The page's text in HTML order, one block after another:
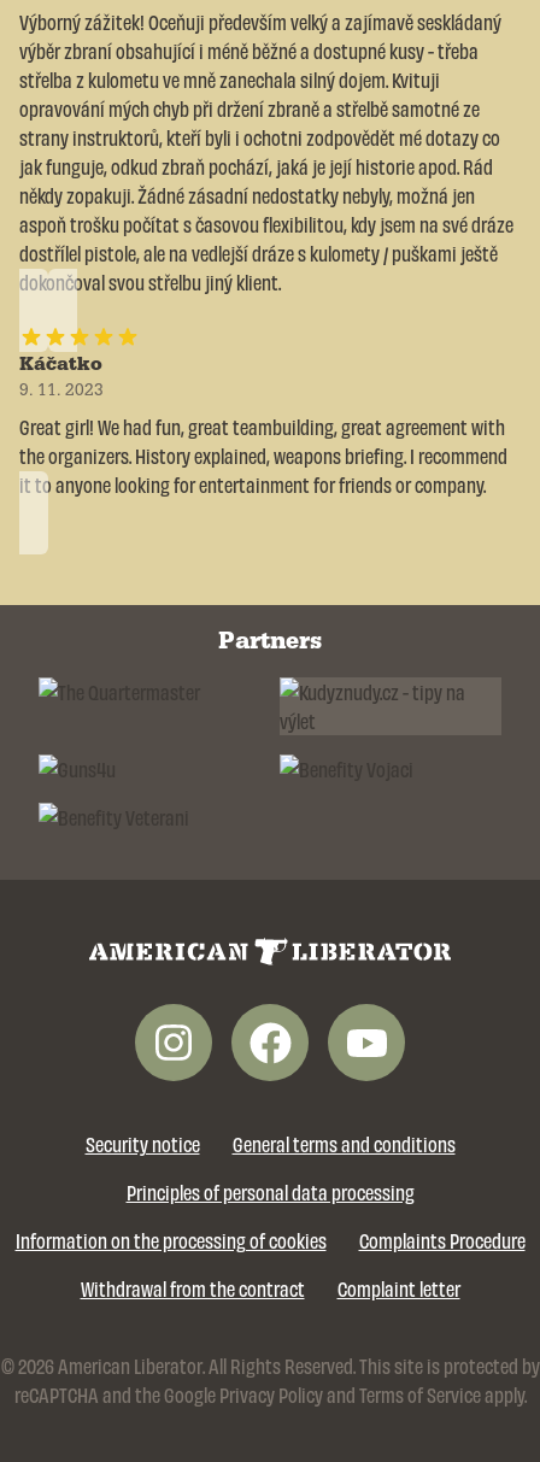
Výborný zážitek! Oceňuji především velký a zajímavě seskládaný
výběr zbraní obsahující i méně běžné a dostupné kusy - třeba
střelba z kulometu ve mně zanechala silný dojem. Kvituji
opravování mých chyb při držení zbraně a střelbě samotné ze
strany instruktorů, kteří byli i ochotni zodpovědět mé dotazy co
jak funguje, odkud zbraň pochází, jaká je její historie apod. Rád
někdy zopakuji. Žádné zásadní nedostatky nebyly, možná jen
aspoň trošku počítat s časovou flexibilitou, kdy jsem na své dráze
dostřílel pistole, ale na vedlejší dráze s kulomety / puškami ještě
dokončoval svou střelbu jiný klient.
Káčatko
9. 11. 2023
Great girl! We had fun, great teambuilding, great agreement with
the organizers. History explained, weapons briefing. I recommend
it to anyone looking for entertainment for friends or company.
Partners
Security notice
General terms and conditions
Principles of personal data processing
Information on the processing of cookies
Complaints Procedure
Withdrawal from the contract
Complaint letter
© 2026 American Liberator. All Rights Reserved. This site is protected by
reCAPTCHA and the GooglePrivacy PolicyandTerms of Serviceapply.